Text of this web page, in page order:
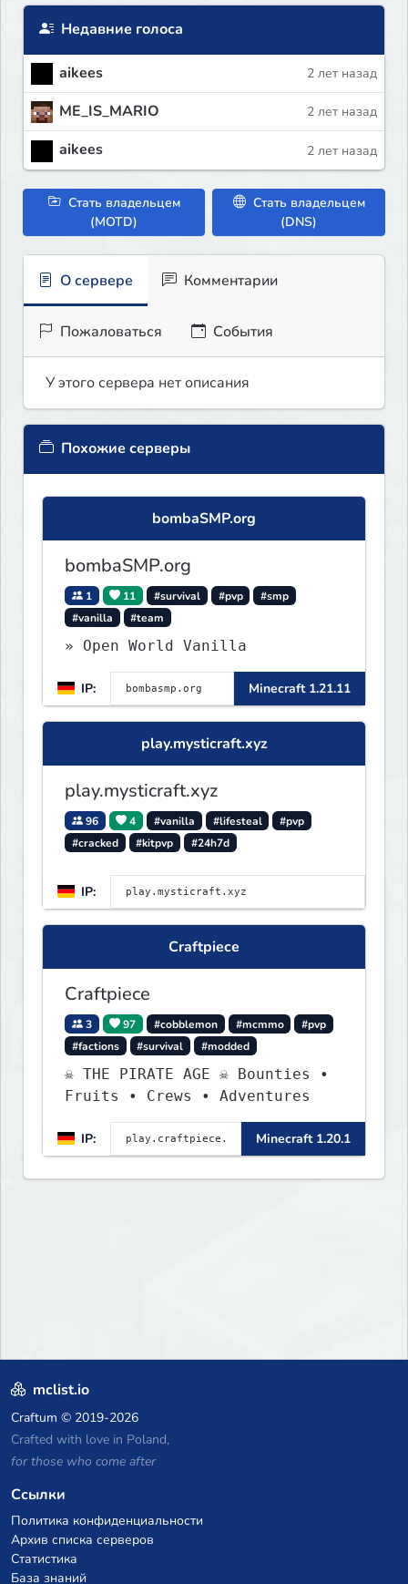
Недавние голоса
aikees 2 лет назад
ME_IS_MARIO 2 лет назад
aikees 2 лет назад
Стать владельцем
(MOTD)
Стать владельцем
(DNS)
О сервере Комментарии
Пожаловаться События
У этого сервера нет описания
Похожие серверы
bombaSMP.org
bombaSMP.org
1 11 #survival #pvp
#smp
#vanilla
#team
» Open World Vanilla
IP: Minecraft 1.21.11
play.mysticraft.xyz
play.mysticraft.xyz
96 4 #vanilla #lifesteal
#pvp
#cracked
#kitpvp #24h7d
IP:
Craftpiece
Craftpiece
3 97 #cobblemon #mcmmo
#pvp
#factions
#survival #modded
☠ THE PIRATE AGE ☠ Bounties •
Fruits • Crews • Adventures
IP: Minecraft 1.20.1
mclist.io
Craftum © 2019-2026
Crafted with love in Poland,
for those who come after
Ссылки
Политика конфиденциальности
Архив списка серверов
Статистика
База знаний